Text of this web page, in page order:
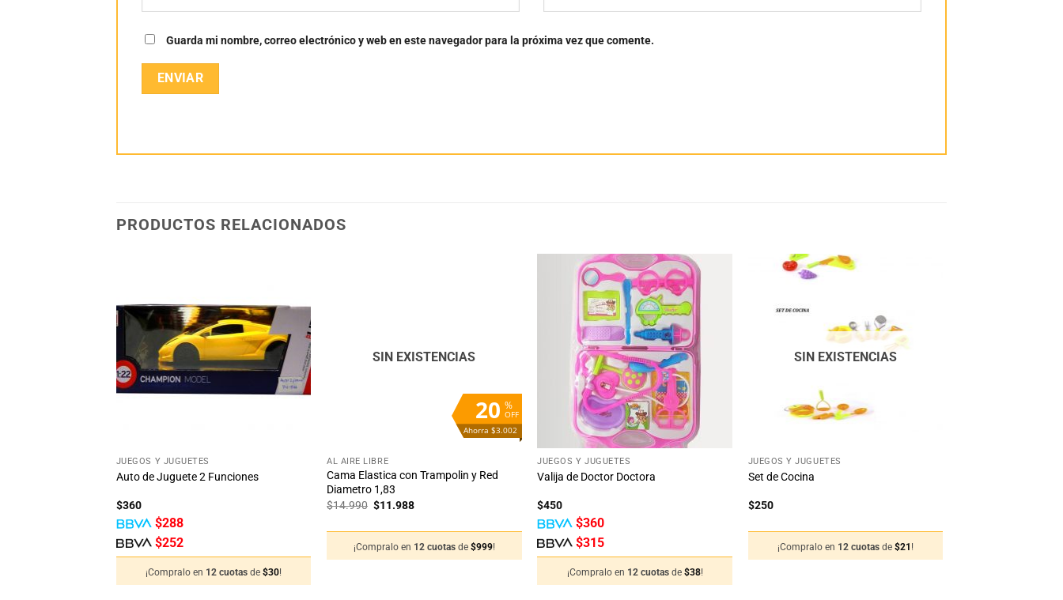
Guarda mi nombre, correo electrónico y web en este navegador para la próxima vez que comente.
PRODUCTOS RELACIONADOS
a la
de
deseos
JUEGOS Y JUGUETES
Auto de Juguete 2 Funciones
$360
$288
$252
¡Compralo en 12 cuotasde$30!
%
OFF
20
Ahorra $3.002
SIN EXISTENCIAS
AL AIRE LIBRE
Cama Elastica con Trampolin y Red
Diametro 1,83
$14.990 El
$14.990.
$11.988El
$11.988.
¡Compralo en 12 cuotas de $999!
deseos
JUEGOS Y JUGUETES
Valija de Doctor Doctora
$450
$360
$315
¡Compralo en 12 cuotas de $38!
deseos
SIN EXISTENCIAS
JUEGOS Y JUGUETES
Set de Cocina
$250
¡Compralo en 12 cuotas de $21 !